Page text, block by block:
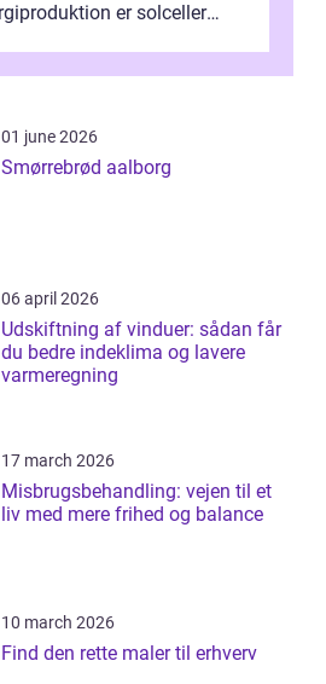
er solceller
01 june 2026
Smørrebrød aalborg
06 april 2026
Udskiftning af vinduer: sådan får
du bedre indeklima og lavere
varmeregning
17 march 2026
Misbrugsbehandling: vejen til et
liv med mere frihed og balance
10 march 2026
Find den rette maler til erhverv